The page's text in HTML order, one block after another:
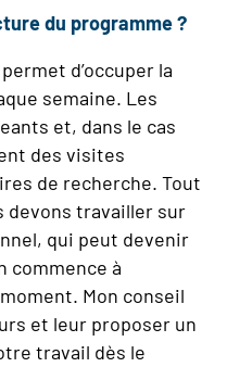
du programme ?
d’occuper la
semaine. Les
et, dans le cas
des visites
de recherche. Tout
devons travailler sur
qui peut devenir
commence à
Mon conseil
et leur proposer un
travail dès le